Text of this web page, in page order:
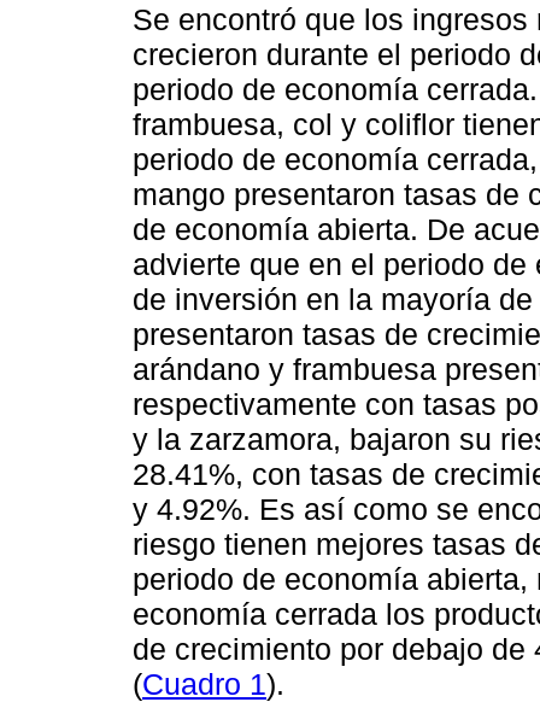
Se encontró que los
crecieron durante el periodo
periodo de economía
frambuesa, col y coliflor
periodo de economía
mango presentaron tasas de
de economía abierta. De
advierte que en el periodo
de inversión en la mayoría
presentaron tasas de
arándano y frambuesa
respectivamente con tasas
y la zarzamora, bajaron su
28.41%, con tasas de
y 4.92%. Es así como se
riesgo tienen mejores tasas
periodo de economía
economía cerrada los
de crecimiento por debajo
(Cuadro 1).